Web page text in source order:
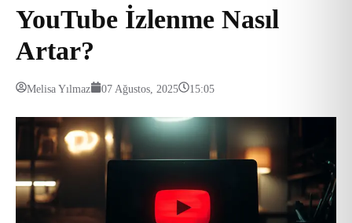
YouTube İzlenme Nasıl
Artar?
Melisa Yılmaz 07 Ağustos, 2025 15:05